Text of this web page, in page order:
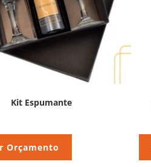
Kit Espumante
Orçamento